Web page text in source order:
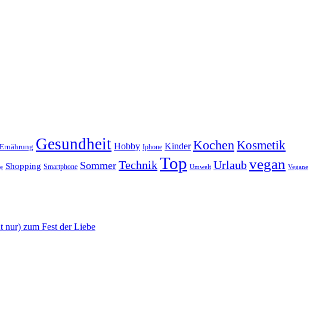
Gesundheit Hobby Iphone Kinder KochenKosmetik
Shopping Smartphone Sommer TechnikTop Umwelt Urlaubvegan Vegane
nur) zum Fest der Liebe